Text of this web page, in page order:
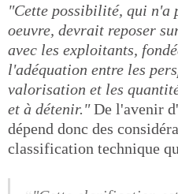
"Cette possibilité, qui n'a
oeuvre, devrait reposer
avec les exploitants,
l'adéquation entre les
valorisation et les
et à détenir."De l'avenir
dépend donc des
classification technique